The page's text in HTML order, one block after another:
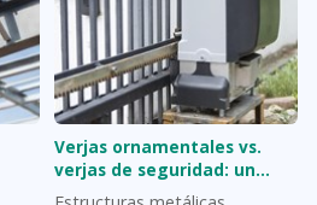
Verjas ornamentales vs.
verjas de seguridad: un
equilibrio entre belleza y